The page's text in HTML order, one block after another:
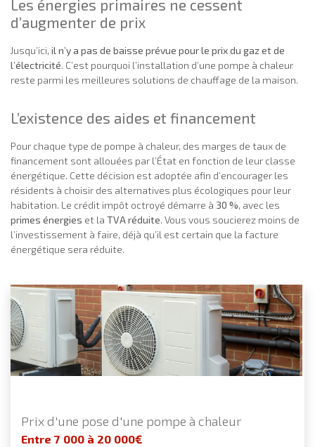
Les énergies primaires ne cessent
d’augmenter de prix
Jusqu’ici, il n’y a pas de baisse prévue pour le prix du gaz et de
l’électricité. C’est pourquoi l’installation d’une pompe à chaleur
reste parmi les meilleures solutions de chauffage de la maison.
L’existence des aides et financement
Pour chaque type de pompe à chaleur, des marges de taux de
financement sont allouées par l’État en fonction de leur classe
énergétique. Cette décision est adoptée afin d’encourager les
résidents à choisir des alternatives plus écologiques pour leur
habitation. Le crédit impôt octroyé démarre à 30 %, avec les
primes énergies et la TVA réduite. Vous vous soucierez moins de
l’investissement à faire, déjà qu’il est certain que la facture
énergétique sera réduite.
Prix d'une pose d'une pompe à chaleur
Entre 7 000 à 20 000€